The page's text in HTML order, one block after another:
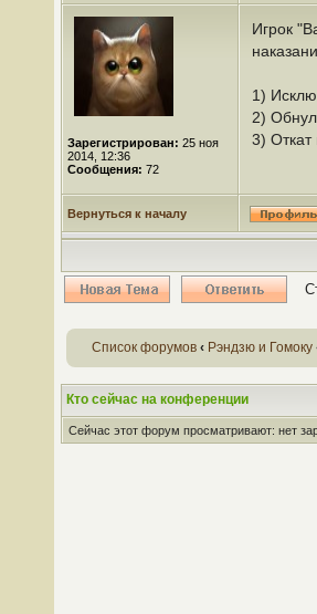
Зарегистрирован: 25 ноя
2014, 12:36
Сообщения: 72
Игрок
1)
2)
3) Откат
Вернуться к началу
Список форумов ‹ Рэндзю и Гомоку
Кто сейчас на конференции
Сейчас этот форум просматривают: нет